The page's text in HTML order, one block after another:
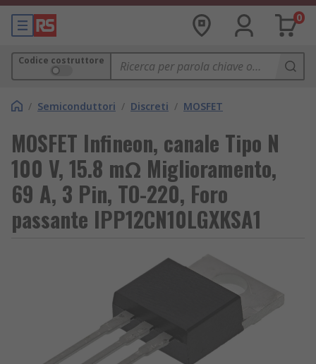
0
Codice costruttore
/ Semiconduttori / Discreti / MOSFET
MOSFET Infineon, canale Tipo N
100 V, 15.8 mΩ Miglioramento,
69 A, 3 Pin, TO-220, Foro
passante IPP12CN10LGXKSA1